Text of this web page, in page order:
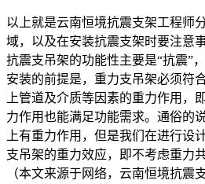
以上就是云南恒境抗震支架工程师
域，以及在安装抗震支架时要注意
抗震支吊架的功能性主要是“抗震”
安装的前提是，重力支吊架必须符
上管道及介质等因素的重力作用，
力作用也能满足功能需求。通俗的
上有重力作用，但是我们在进行设
支吊架的重力效应，即不考虑重力共
（本文来源于网络，云南恒境抗震